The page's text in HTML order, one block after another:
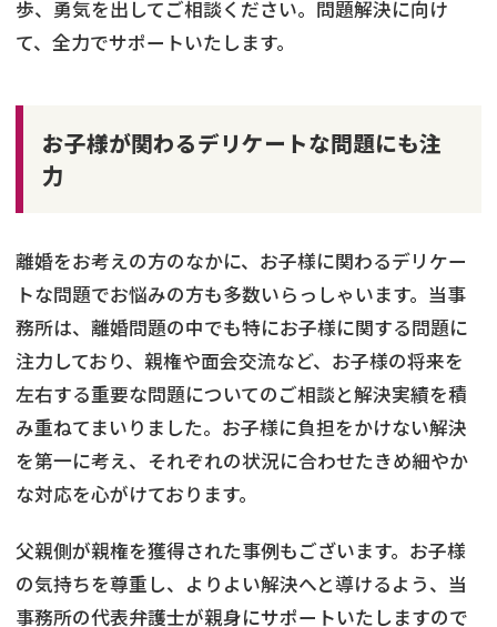
歩、勇気を出してご相談ください。問題解決に向け
て、全力でサポートいたします。
お子様が関わるデリケートな問題にも注
力
離婚をお考えの方のなかに、お子様に関わるデリケー
トな問題でお悩みの方も多数いらっしゃいます。当事
務所は、離婚問題の中でも特にお子様に関する問題に
注力しており、親権や面会交流など、お子様の将来を
左右する重要な問題についてのご相談と解決実績を積
み重ねてまいりました。お子様に負担をかけない解決
を第一に考え、それぞれの状況に合わせたきめ細やか
な対応を心がけております。
父親側が親権を獲得された事例もございます。お子様
の気持ちを尊重し、よりよい解決へと導けるよう、当
事務所の代表弁護士が親身にサポートいたしますので